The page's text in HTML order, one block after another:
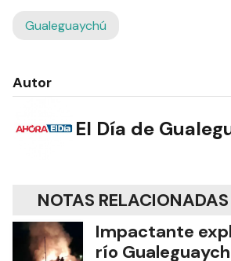
Gualeguaychú
Autor
El Día de
NOTAS RELACIONADAS
Impactante
río